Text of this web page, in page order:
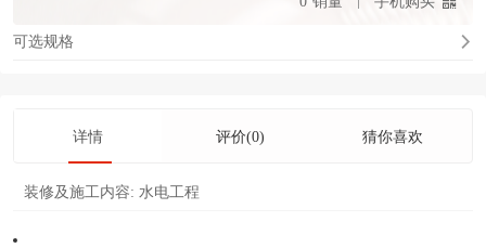
可选规格
详情 评价(0) 猜你喜欢
装修及施工内容: 水电工程